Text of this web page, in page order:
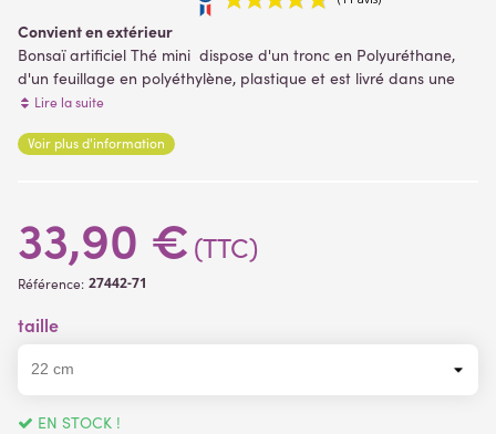
Convient en extérieur
Bonsaï artificiel Thé mini dispose d'un tronc en Polyuréthane,
d'un feuillage en polyéthylène, plastique et est livré dans une
coupe comme sur la photo, ( plantes artificielles )
Lire la suite
Voir plus d'information
33,90 € (TTC)
Référence: 27442-71
taille
EN STOCK !